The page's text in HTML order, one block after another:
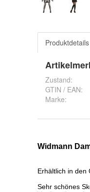
Produktdetails
Zustand:
GTIN / EAN:
Marke: